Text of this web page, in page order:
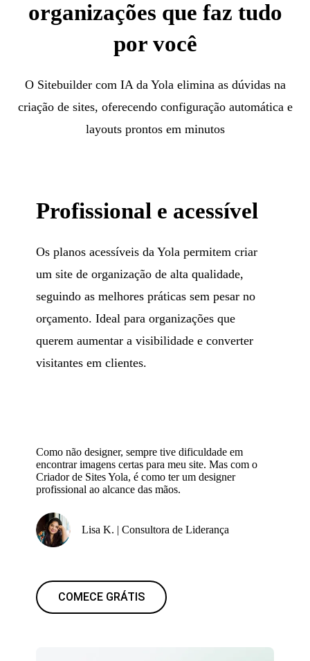
organizações que faz tudo
por você
O Sitebuilder com IA da Yola elimina as dúvidas na
criação de sites, oferecendo configuração automática e
layouts prontos em minutos
Profissional e acessível
Os planos acessíveis da Yola permitem criar
um site de organização de alta qualidade,
seguindo as melhores práticas sem pesar no
orçamento. Ideal para organizações que
querem aumentar a visibilidade e converter
visitantes em clientes.
Como não designer, sempre tive dificuldade em
encontrar imagens certas para meu site. Mas com o
Criador de Sites Yola, é como ter um designer
profissional ao alcance das mãos.
Lisa K. | Consultora de Liderança
COMECE GRÁTIS